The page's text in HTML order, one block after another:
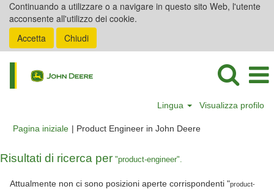
Continuando a utilizzare o a navigare in questo sito Web, l'utente
acconsente all'utilizzo dei cookie.
Accetta
Chiudi
Lingua Visualizza profilo
Pagina iniziale | Product Engineer in John Deere(pagina
Risultati di ricerca per "product-engineer".
Attualmente non ci sono posizioni aperte corrispondenti "product-